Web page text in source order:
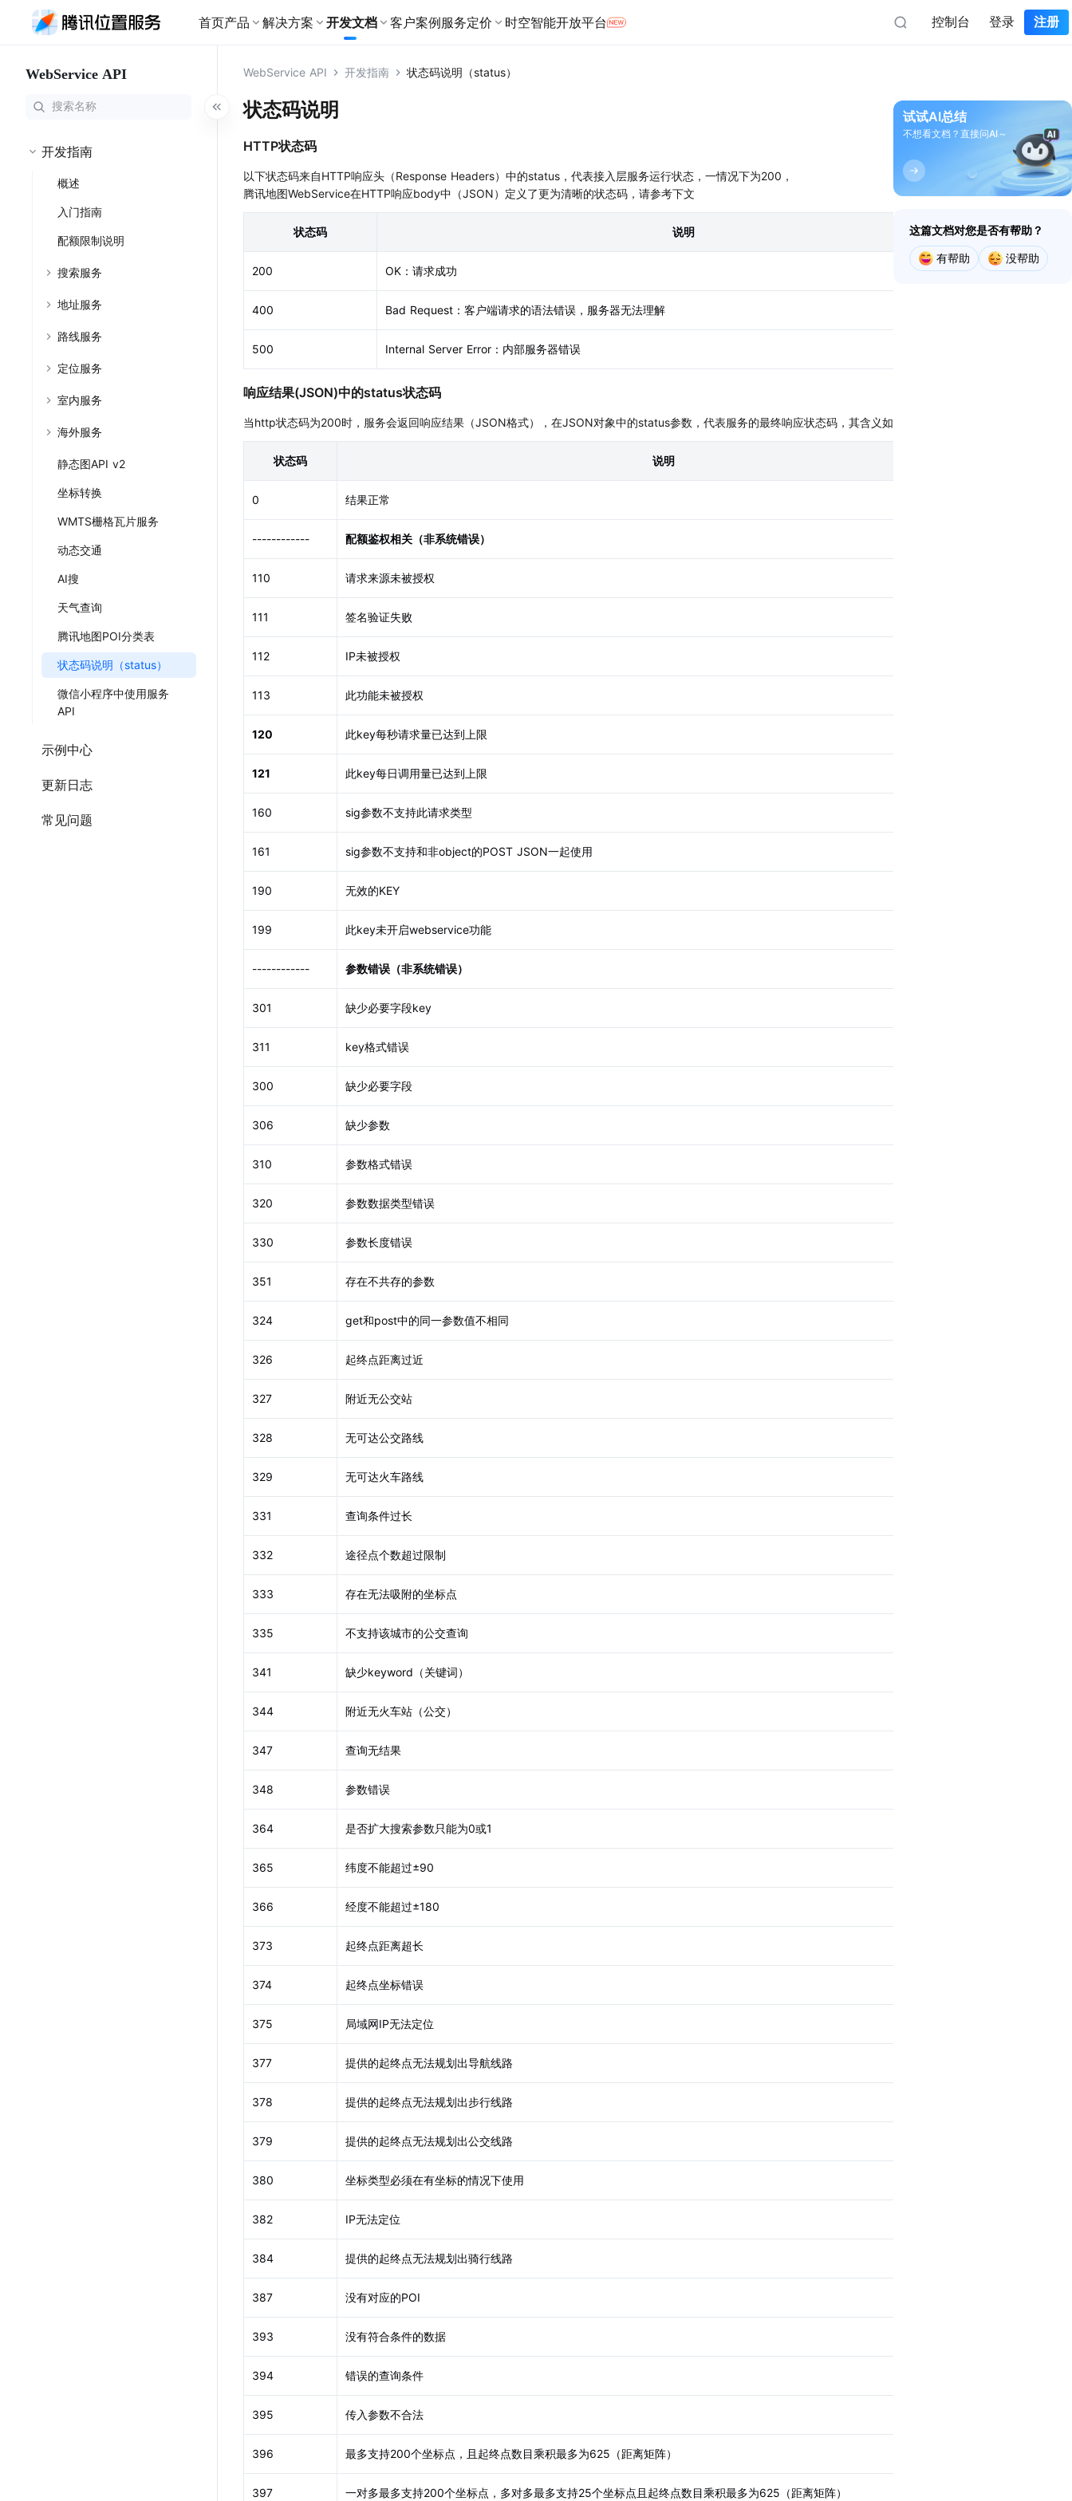
首页产品
基础产品
路线与导航
专业的多场景导航能力
路线规划
规划到目的地的最佳路线
周边推荐
关键词输入提示
地址标准化
RTK服务
厘米级高精度定位
上传管理轨迹数据
地图点选获取坐标
代码快速调试，助力高效开发
地图数据的可视化调试和展现
小程序场景demo，效果快速展示
在腾讯地图修改你的商户地址 小程序开发者的地图解决方案
AI大数据产品助力行业
时空大数据分析平台
游客大数据分析平台
客留通
商场通
解决方案
物流
出行
网约车全流程解决方案，覆盖司乘各环节
文旅
个性化定制文旅方案，助力数字化升级
零售
为新零售行业提供全面的数字化解决方案
开发文档
开发文档广场
全景展示各产品开发指南、接
地图服务API
WebService API
路线服务
大模型 MCP Server
轨迹云
Web端
URI API（地图调起） Android轨迹SDK
定位Flutter插件
地图Flutter插件
HarmonyNEXT地图SDK
HarmonyNEXT导航SDK
微信小程序JavaScript SDK
微信小程序插件
坐标拾取器
服务API示例中心
微信小程序示例中心
定位SDK场景示例中心
教程指南
合规指南
客户案例服务定价
产品定价
时空智能开放平台 控制台 登录 注册
WebService API
开发指南
概述
入门指南
配额限制说明
搜索服务
地址服务
路线服务
定位服务
室内服务
海外服务
静态图API v2
坐标转换
WMTS栅格瓦片服务
动态交通
AI搜
天气查询
腾讯地图POI分类表
状态码说明（status）
微信小程序中使用服务
API
示例中心
更新日志
常见问题
WebService API 开发指南 状态码说明（status）
状态码说明
HTTP状态码
以下状态码来自HTTP响应头（Response Headers）中的status，代表接入层服务运行状态，一情况下为200，
腾讯地图WebService在HTTP响应body中（JSON）定义了更为清晰的状态码，请参考下文
状态码 说明
200 OK：请求成功
400 Bad Request：客户端请求的语法错误，服务器无法理解
500 Internal Server Error：内部服务器错误
响应结果(JSON)中的status状态码
当http状态码为200时，服务会返回响应结果（JSON格式），在JSON对象中的status参数，代表服务的最终响应状态码，其含义如下：
状态码 说明
0 结果正常
------------ 配额鉴权相关（非系统错误）
110 请求来源未被授权
111 签名验证失败
112 IP未被授权
113 此功能未被授权
120 此key每秒请求量已达到上限
121 此key每日调用量已达到上限
160 sig参数不支持此请求类型
161 sig参数不支持和非object的POST JSON一起使用
190 无效的KEY
199 此key未开启webservice功能
------------ 参数错误（非系统错误）
301 缺少必要字段key
311 key格式错误
300 缺少必要字段
306 缺少参数
310 参数格式错误
320 参数数据类型错误
330 参数长度错误
351 存在不共存的参数
324 get和post中的同一参数值不相同
326 起终点距离过近
327 附近无公交站
328 无可达公交路线
329 无可达火车路线
331 查询条件过长
332 途径点个数超过限制
333 存在无法吸附的坐标点
335 不支持该城市的公交查询
341 缺少keyword（关键词）
344 附近无火车站（公交）
347 查询无结果
348 参数错误
364 是否扩大搜索参数只能为0或1
365 纬度不能超过±90
366 经度不能超过±180
373 起终点距离超长
374 起终点坐标错误
375 局域网IP无法定位
377 提供的起终点无法规划出导航线路
378 提供的起终点无法规划出步行线路
379 提供的起终点无法规划出公交线路
380 坐标类型必须在有坐标的情况下使用
382 IP无法定位
384 提供的起终点无法规划出骑行线路
387 没有对应的POI
393 没有符合条件的数据
394 错误的查询条件
395 传入参数不合法
396 最多支持200个坐标点，且起终点数目乘积最多为625（距离矩阵）
397 一对多最多支持200个坐标点，多对多最多支持25个坐标点且起终点数目乘积最多为625（距离矩阵）
试试AI总结
不想看文档？直接问AI～
这篇文档对您是否有帮助？
有帮助 没帮助